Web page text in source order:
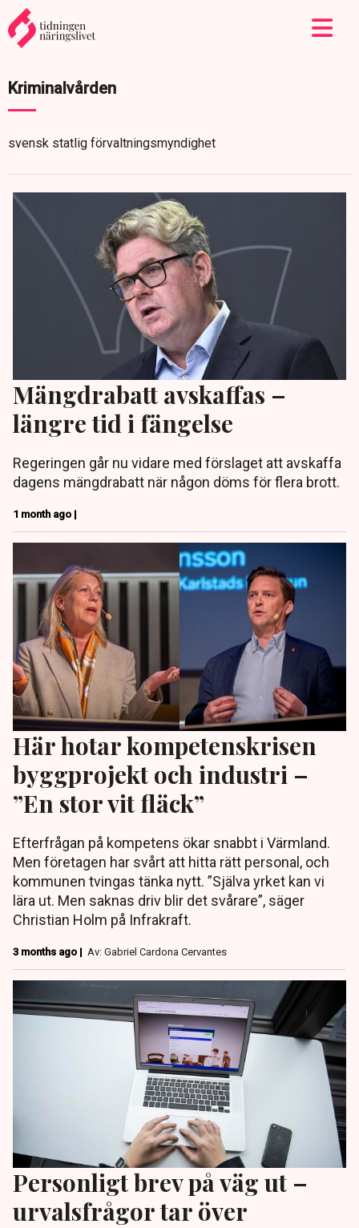
Kriminalvården
svensk statlig förvaltningsmyndighet
Mängdrabatt avskaffas –
längre tid i fängelse
Regeringen går nu vidare med förslaget att avskaffa
dagens mängdrabatt när någon döms för flera brott.
1 month ago |
Här hotar kompetenskrisen
byggprojekt och industri –
”En stor vit fläck”
Efterfrågan på kompetens ökar snabbt i Värmland.
Men företagen har svårt att hitta rätt personal, och
kommunen tvingas tänka nytt. ”Själva yrket kan vi
lära ut. Men saknas driv blir det svårare”, säger
Christian Holm på Infrakraft.
3 months ago | Av: Gabriel Cardona Cervantes
Personligt brev på väg ut –
urvalsfrågor tar över